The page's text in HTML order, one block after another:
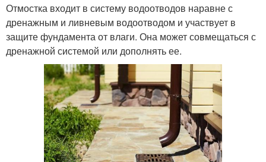
Отмостка входит в систему водоотводов наравне с
дренажным и ливневым водоотводом и участвует в
защите фундамента от влаги. Она может совмещаться с
дренажной системой или дополнять ее.